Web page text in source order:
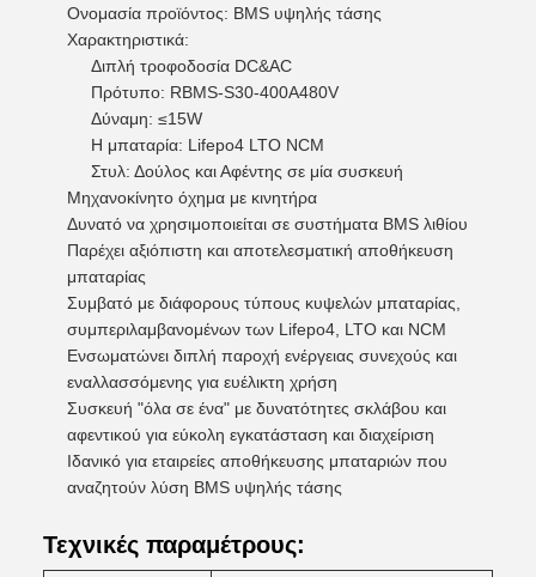
Ονομασία προϊόντος: BMS υψηλής τάσης
Χαρακτηριστικά:
Διπλή τροφοδοσία DC&AC
Πρότυπο: RBMS-S30-400A480V
Δύναμη: ≤15W
Η μπαταρία: Lifepo4 LTO NCM
Στυλ: Δούλος και Αφέντης σε μία συσκευή
Μηχανοκίνητο όχημα με κινητήρα
Δυνατό να χρησιμοποιείται σε συστήματα BMS λιθίου
Παρέχει αξιόπιστη και αποτελεσματική αποθήκευση
μπαταρίας
Συμβατό με διάφορους τύπους κυψελών μπαταρίας,
συμπεριλαμβανομένων των Lifepo4, LTO και NCM
Ενσωματώνει διπλή παροχή ενέργειας συνεχούς και
εναλλασσόμενης για ευέλικτη χρήση
Συσκευή "όλα σε ένα" με δυνατότητες σκλάβου και
αφεντικού για εύκολη εγκατάσταση και διαχείριση
Ιδανικό για εταιρείες αποθήκευσης μπαταριών που
αναζητούν λύση BMS υψηλής τάσης
Τεχνικές παραμέτρους: